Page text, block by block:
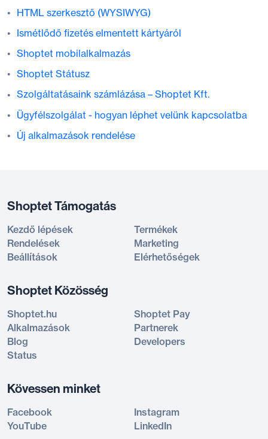
HTML szerkesztő (WYSIWYG)
Ismétlődő fizetés elmentett kártyáról
Shoptet mobilalkalmazás
Shoptet Státusz
Szolgáltatásaink számlázása – Shoptet Kft.
Ügyfélszolgálat - hogyan léphet velünk kapcsolatba
Új alkalmazások rendelése
Shoptet Támogatás
Kezdő lépések
Termékek
Rendelések
Marketing
Beállítások
Elérhetőségek
Shoptet Közösség
Shoptet.hu
Shoptet Pay
Alkalmazások
Partnerek
Blog
Developers
Status
Kövessen minket
Facebook
Instagram
YouTube
LinkedIn